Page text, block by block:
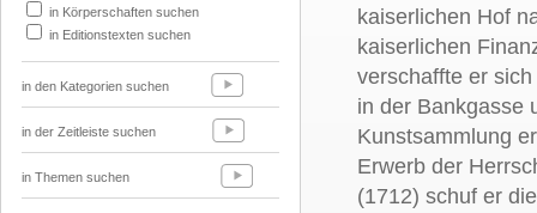
in Körperschaften suchen
in Editionstexten suchen
in den Kategorien suchen
in der Zeitleiste suchen
in Themen suchen
kaiserlichen Hof
kaiserlichen
verschaffte er
in der Bankgasse
Kunstsammlung
Erwerb der
(1712) schuf er